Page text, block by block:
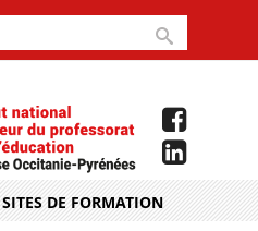
SITES DE FORMATION